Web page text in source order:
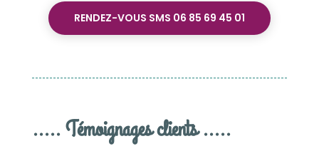
RENDEZ-VOUS SMS 06 85 69 45 01
..... Témoignages clients .....